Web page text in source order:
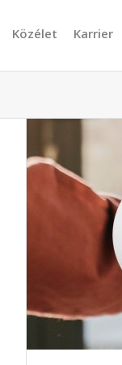
Közélet Karrier